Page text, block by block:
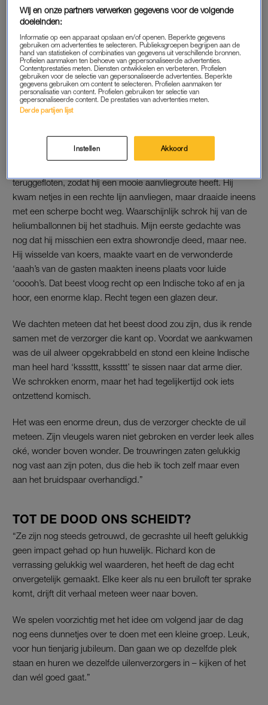
De uilenverzorger opperde nog om voor de zekerheid
dummy-ringen aan de poten van de uil te binden: “Het gaat
meestal wel goed, maar het blijft toch een dier, he”. Maar
Esther en ik vonden dat onzin. Als je zo’n uil regelt, moet hij
ook meteen de echte trouwringen komen brengen, anders is
het een enorme anti-climax. Achteraf snap ik wel dat ze ons
waarschuwde.”
DE DAG
“Flash forward: we stonden klaar op die trap, Richard met de
teruggefloten, zodat hij een mooie aanvliegroute heeft. Hij
kwam netjes in een rechte lijn aanvliegen, maar draaide ineens
met een scherpe bocht weg. Waarschijnlijk schrok hij van de
heliumballonnen bij het stadhuis. Mijn eerste gedachte was
nog dat hij misschien een extra showrondje deed, maar nee.
Hij wisselde van koers, maakte vaart en de verwonderde
‘aaah’s van de gasten maakten ineens plaats voor luide
‘ooooh’s. Dat beest vloog recht op een Indische toko af en ja
hoor, een enorme klap. Recht tegen een glazen deur.
We dachten meteen dat het beest dood zou zijn, dus ik rende
samen met de verzorger die kant op. Voordat we aankwamen
was de uil alweer opgekrabbeld en stond een kleine Indische
man heel hard ‘ksssttt, ksssttt’ te sissen naar dat arme dier.
We schrokken enorm, maar het had tegelijkertijd ook iets
ontzettend komisch.
Het was een enorme dreun, dus de verzorger checkte de uil
meteen. Zijn vleugels waren niet gebroken en verder leek alles
oké, wonder boven wonder. De trouwringen zaten gelukkig
nog vast aan zijn poten, dus die heb ik toch zelf maar even
aan het bruidspaar overhandigd.”
TOT DE DOOD ONS SCHEIDT?
“Ze zijn nog steeds getrouwd, de gecrashte uil heeft gelukkig
geen impact gehad op hun huwelijk. Richard kon de
verrassing gelukkig wel waarderen, het heeft de dag echt
onvergetelijk gemaakt. Elke keer als nu een bruiloft ter sprake
komt, drijft dit verhaal meteen weer naar boven.
We spelen voorzichtig met het idee om volgend jaar de dag
nog eens dunnetjes over te doen met een kleine groep. Leuk,
voor hun tienjarig jubileum. Dan gaan we op dezelfde plek
staan en huren we dezelfde uilenverzorgers in – kijken of het
dan wél goed gaat.”
Wij en onze partners verwerken gegevens voor de volgende
doeleinden:
Informatie op een apparaat opslaan en/of openen. Beperkte gegevens
gebruiken om advertenties te selecteren. Publieksgroepen begrijpen aan de
hand van statistieken of combinaties van gegevens uit verschillende bronnen.
Profielen aanmaken ten behoeve van gepersonaliseerde advertenties.
Contentprestaties meten. Diensten ontwikkelen en verbeteren. Profielen
gebruiken voor de selectie van gepersonaliseerde advertenties. Beperkte
gegevens gebruiken om content te selecteren. Profielen aanmaken ter
personalisatie van content. Profielen gebruiken ter selectie van
gepersonaliseerde content. De prestaties van advertenties meten.
Derde partijen lijst
Instellen Akkoord